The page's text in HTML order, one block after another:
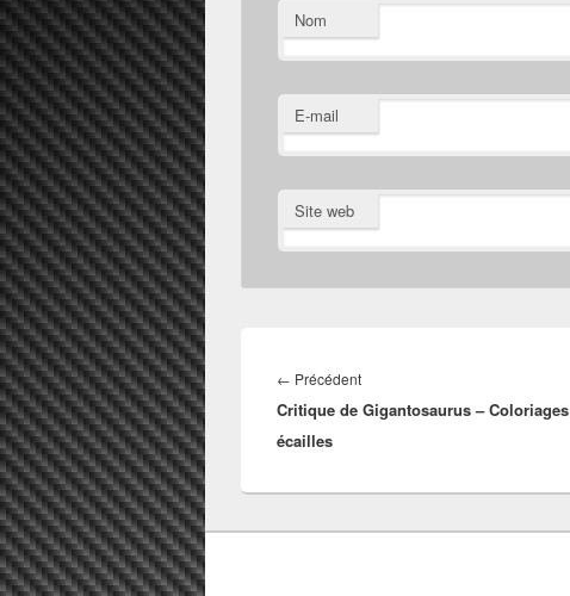
Nom
E-mail
Site web
de
l’article
← PrécédentArticle
précédent :
Critique de Gigantosaurus – Coloriages
écailles